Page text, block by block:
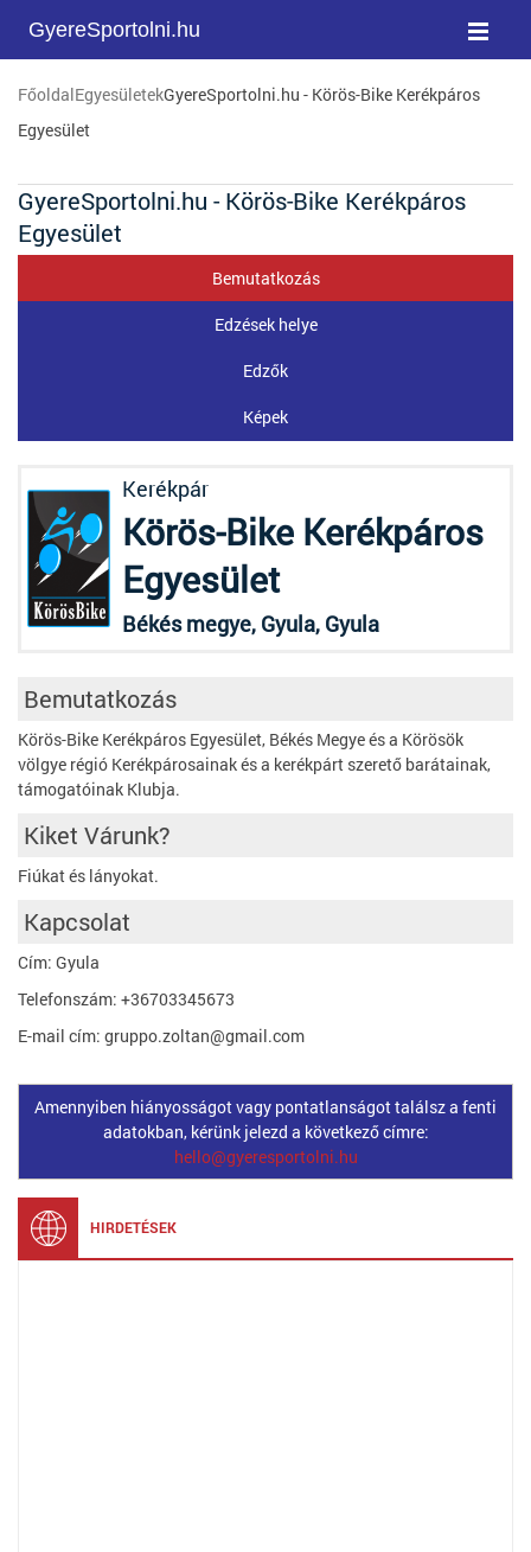
GyereSportolni.hu
FőoldalEgyesületekGyereSportolni.hu - Körös-Bike Kerékpáros
Egyesület
GyereSportolni.hu - Körös-Bike Kerékpáros
Egyesület
Bemutatkozás
Edzések helye
Edzők
Képek
Kerékpár
Körös-Bike Kerékpáros
Egyesület
Békés megye, Gyula, Gyula
Bemutatkozás
Körös-Bike Kerékpáros Egyesület, Békés Megye és a Körösök
völgye régió Kerékpárosainak és a kerékpárt szerető barátainak,
támogatóinak Klubja.
Kiket Várunk?
Fiúkat és lányokat.
Kapcsolat
Cím: Gyula
Telefonszám: +36703345673
E-mail cím: gruppo.zoltan@gmail.com
Amennyiben hiányosságot vagy pontatlanságot találsz a fenti
adatokban, kérünk jelezd a következő címre:
hello@gyeresportolni.hu
HIRDETÉSEK